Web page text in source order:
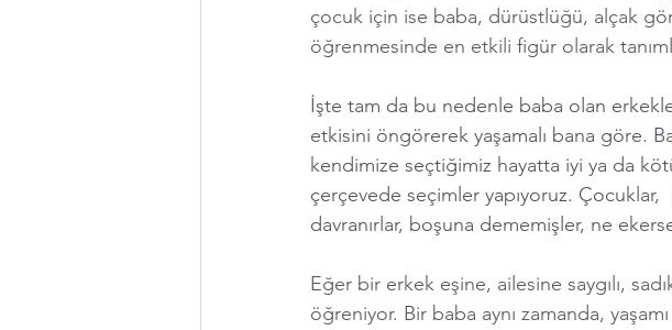
çocuk için ise baba, dürüstlüğü, alçak
öğrenmesinde en etkili figür olarak
İşte tam da bu nedenle baba olan erkekler
etkisini öngörerek yaşamalı bana göre.
kendimize seçtiğimiz hayatta iyi ya da
çerçevede seçimler yapıyoruz. Çocuklar,
davranırlar, boşuna dememişler, ne
Eğer bir erkek eşine, ailesine saygılı,
öğreniyor. Bir baba aynı zamanda,